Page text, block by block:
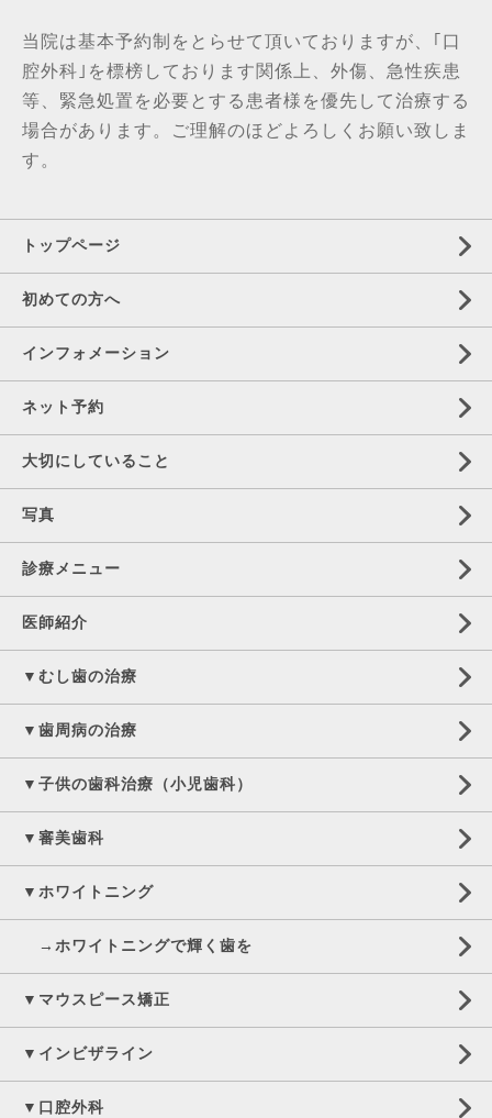
当院は基本予約制をとらせて頂いておりますが、｢口
腔外科｣を標榜しております関係上、外傷、急性疾患
等、緊急処置を必要とする患者様を優先して治療する
場合があります。ご理解のほどよろしくお願い致しま
す。
トップページ
初めての方へ
インフォメーション
ネット予約
大切にしていること
写真
診療メニュー
医師紹介
▼むし歯の治療
▼歯周病の治療
▼子供の歯科治療（小児歯科）
▼審美歯科
▼ホワイトニング
→ホワイトニングで輝く歯を
▼マウスピース矯正
▼インビザライン
▼口腔外科